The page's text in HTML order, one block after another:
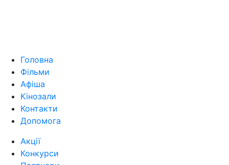
Головна
Фільми
Афіша
Кінозали
Контакти
Допомога
Акції
Конкурси